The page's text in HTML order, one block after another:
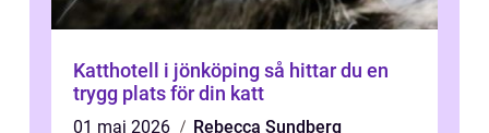
Katthotell i jönköping så hittar du en
trygg plats för din katt
01 maj 2026
Rebecca Sundberg